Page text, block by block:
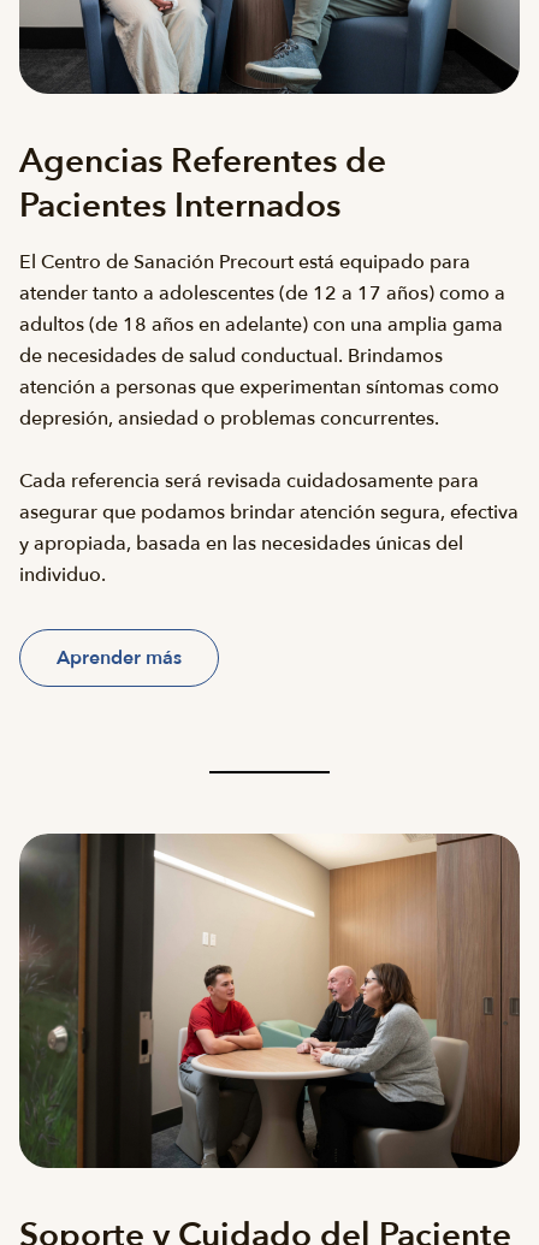
Agencias Referentes de
Pacientes Internados
El Centro de Sanación Precourtestá equipado para
atender tanto a adolescentes (de 12 a 17 años) como a
adultos (de 18 años en adelante) con una amplia gama
de necesidades de salud conductual. Brindamos
atención a personas que experimentan síntomas como
depresión, ansiedad o problemas concurrentes.
Cada referencia será revisada cuidadosamente para
asegurar que podamos brindar atención segura, efectiva
y apropiada, basada en las necesidades únicas del
individuo.
Aprender más
Soporte y Cuidado del Paciente